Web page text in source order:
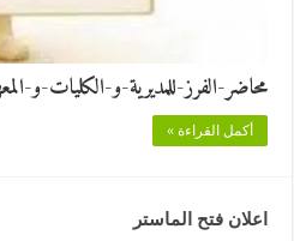
محاضر-الفرز-للمديرية-و-الكليات-و-المعهد-
أكمل القراءة »
اعلان فتح الماستر